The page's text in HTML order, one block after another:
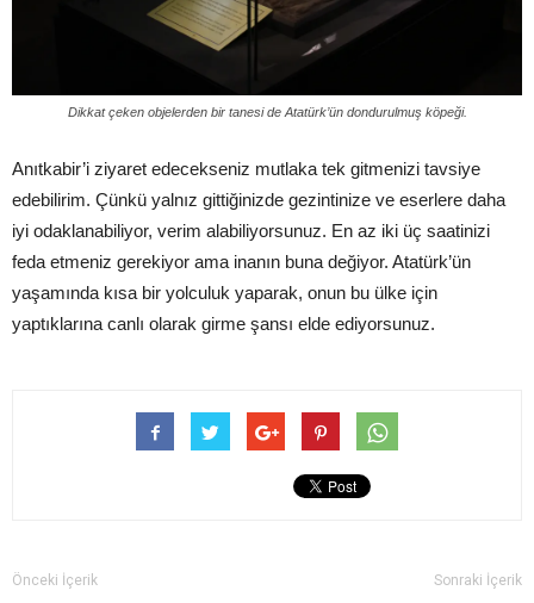
Dikkat çeken objelerden bir tanesi de Atatürk’ün dondurulmuş köpeği.
Anıtkabir’i ziyaret edecekseniz mutlaka tek gitmenizi tavsiye
edebilirim. Çünkü yalnız gittiğinizde gezintinize ve eserlere daha
iyi odaklanabiliyor, verim alabiliyorsunuz. En az iki üç saatinizi
feda etmeniz gerekiyor ama inanın buna değiyor. Atatürk’ün
yaşamında kısa bir yolculuk yaparak, onun bu ülke için
yaptıklarına canlı olarak girme şansı elde ediyorsunuz.
Önceki İçerik Sonraki İçerik